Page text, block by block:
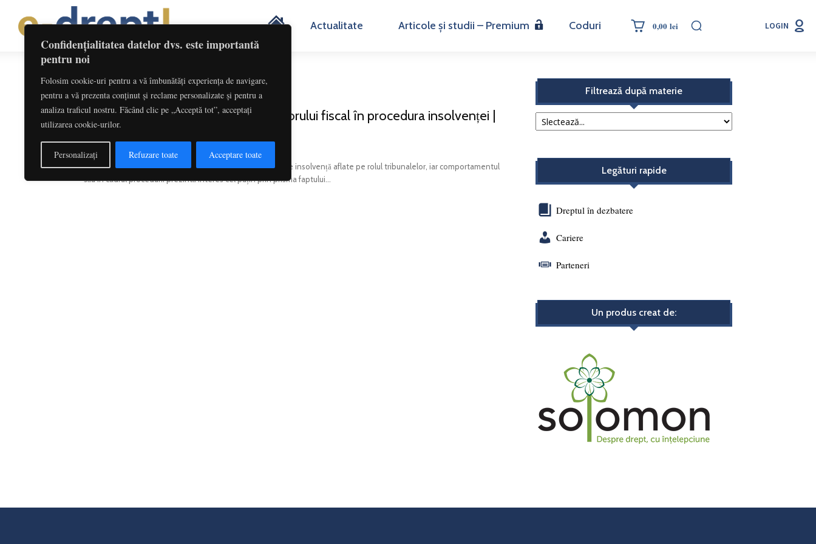
Confidențialitatea datelor dvs. este importantă
pentru noi
Folosim cookie-uri pentru a vă îmbunătăți experiența de navigare,
pentru a vă prezenta conținut și reclame personalizate și pentru a
analiza traficul nostru. Făcând clic pe „Acceptă tot”, acceptați
utilizarea cookie-urilor.
Personalizați Refuzare toate Acceptare toate
H
e
Actualitate Articole și studii – Premium Coduri 0,00 lei LOGIN
Etichetă: Legea 85/2014
Comportamente specifice ale creditorului fiscal în procedura insolvenței |
Irina Gherman
septembrie 26, 2017
Creditorul fiscal este figura omniprezentă a procedurilor de insolvență aflate pe rolul tribunalelor, iar comportamentul
său în cadrul procedurii prezintă interes cel puțin prin prisma faptului...
Filtrează după materie
Legături rapide
Dreptul în dezbatere
Cariere
Parteneri
Un produs creat de: